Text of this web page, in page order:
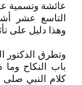
عائشة وتسمية
التاسع عشر
وهذا دليل على
وتطرق الدكتور
باب النكاح
كلام النبي صلى